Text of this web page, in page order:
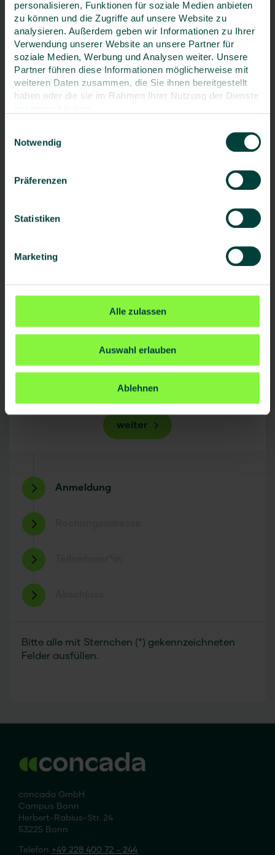
personalisieren, Funktionen für soziale Medien anbieten
zu können und die Zugriffe auf unsere Website zu
analysieren. Außerdem geben wir Informationen zu Ihrer
Verwendung unserer Website an unsere Partner für
soziale Medien, Werbung und Analysen weiter. Unsere
Partner führen diese Informationen möglicherweise mit
weiteren Daten zusammen, die Sie ihnen bereitgestellt
haben oder die sie im Rahmen Ihrer Nutzung der Dienste
Notwendig
Präferenzen
Statistiken
Marketing
Alle zulassen
Auswahl erlauben
Ablehnen
Land*
Deutschland
Telefon
Telefax
Kommentar
weiter
Anmeldung
Bitte alle mit Sternchen (*) gekennzeichneten
Felder ausfüllen.
concada GmbH
Campus Bonn
Herbert-Rabius-Str. 24
53225 Bonn
Telefon +49 228 400 72 - 244